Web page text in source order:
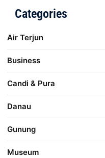
Categories
Air Terjun
Business
Candi & Pura
Danau
Gunung
Museum